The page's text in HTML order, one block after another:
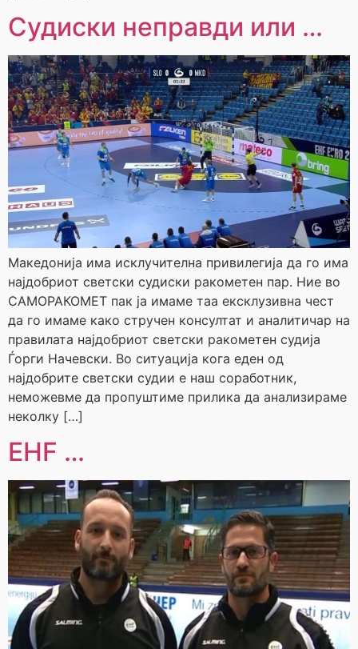
Судиски неправди или …
Македонија има исклучителна привилегија да го има
најдобриот светски судиски ракометен пар. Ние во
САМОРАКОМЕТ пак ја имаме таа ексклузивна чест
да го имаме како стручен консултат и аналитичар на
правилата најдобриот светски ракометен судија
Ѓорги Начевски. Во ситуација кога еден од
најдобрите светски судии е наш соработник,
неможевме да пропуштиме прилика да анализираме
неколку […]
EHF …